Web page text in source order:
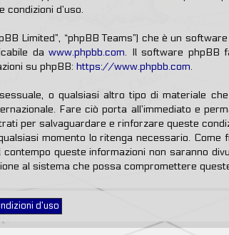
condizioni d’uso.
Limited”, “phpBB Teams”) che è un
dawww.phpbb.com. Il software phpBB
su phpBB: https://www.phpbb.com.
o qualsiasi altro tipo di materiale
Fare ciò porta all’immediato e
per salvaguardare e rinforzare queste
momento lo ritenga necessario. Come
queste informazioni non saranno
al sistema che possa compromettere